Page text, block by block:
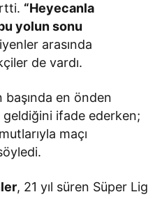
“Heyecanla
yolun sonu
arasında
de vardı.
başında en önden
geldiğini ifade ederken;
maçı
, 21 yıl süren Süper Lig